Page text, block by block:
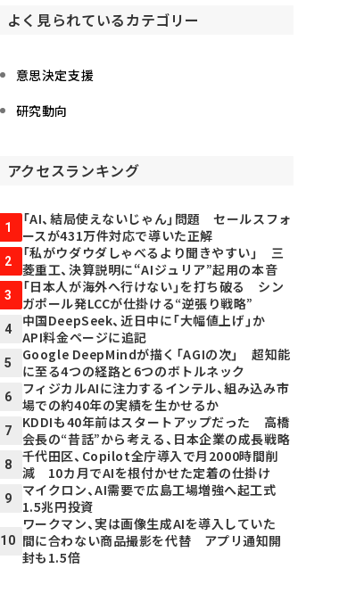
よく見られているカテゴリー
意思決定支援
研究動向
アクセスランキング
1
「AI、結局使えないじゃん」問題 セールスフォ
ースが431万件対応で導いた正解
2
「私がウダウダしゃべるより聞きやすい」 三
菱重工、決算説明に“AIジュリア”起用の本音
3
「日本人が海外へ行けない」を打ち破る シン
ガポール発LCCが仕掛ける“逆張り戦略”
4
中国DeepSeek、近日中に「大幅値上げ」か
API料金ページに追記
5
Google DeepMindが描く「AGIの次」 超知能
に至る4つの経路と6つのボトルネック
6
フィジカルAIに注力するインテル、組み込み市
場での約40年の実績を生かせるか
7
KDDIも40年前はスタートアップだった 高橋
会長の“昔話”から考える、日本企業の成長戦略
8
千代田区、Copilot全庁導入で月2000時間削
減 10カ月でAIを根付かせた定着の仕掛け
9
マイクロン、AI需要で広島工場増強へ起工式
1.5兆円投資
10
ワークマン、実は画像生成AIを導入していた
間に合わない商品撮影を代替 アプリ通知開
封も1.5倍